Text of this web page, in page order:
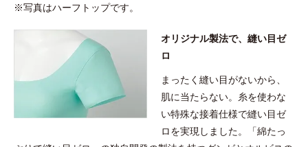
※写真はハーフトップです。
オリジナル製法で、縫い目ゼ
ロ
まったく縫い目がないから、
肌に当たらない。糸を使わな
い特殊な接着仕様で縫い目ゼ
ロを実現しました。「綿たっ